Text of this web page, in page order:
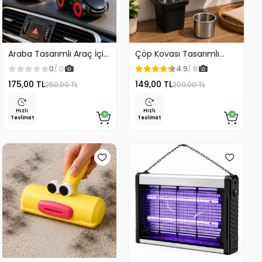
Araba Tasarımlı Araç İçi
Telefon Tutucu 360
Dönebilen Ayarlı
0/ 0
175,00 TL250,00 TL
Hızlı
Teslimat
Çöp Kovası Tasarımlı
Küllük Duvar Masaüstü
ve Araç İçin Uygun
Kullanım
4.9/ 8
149,00 TL200,00 TL
Hızlı
Teslimat